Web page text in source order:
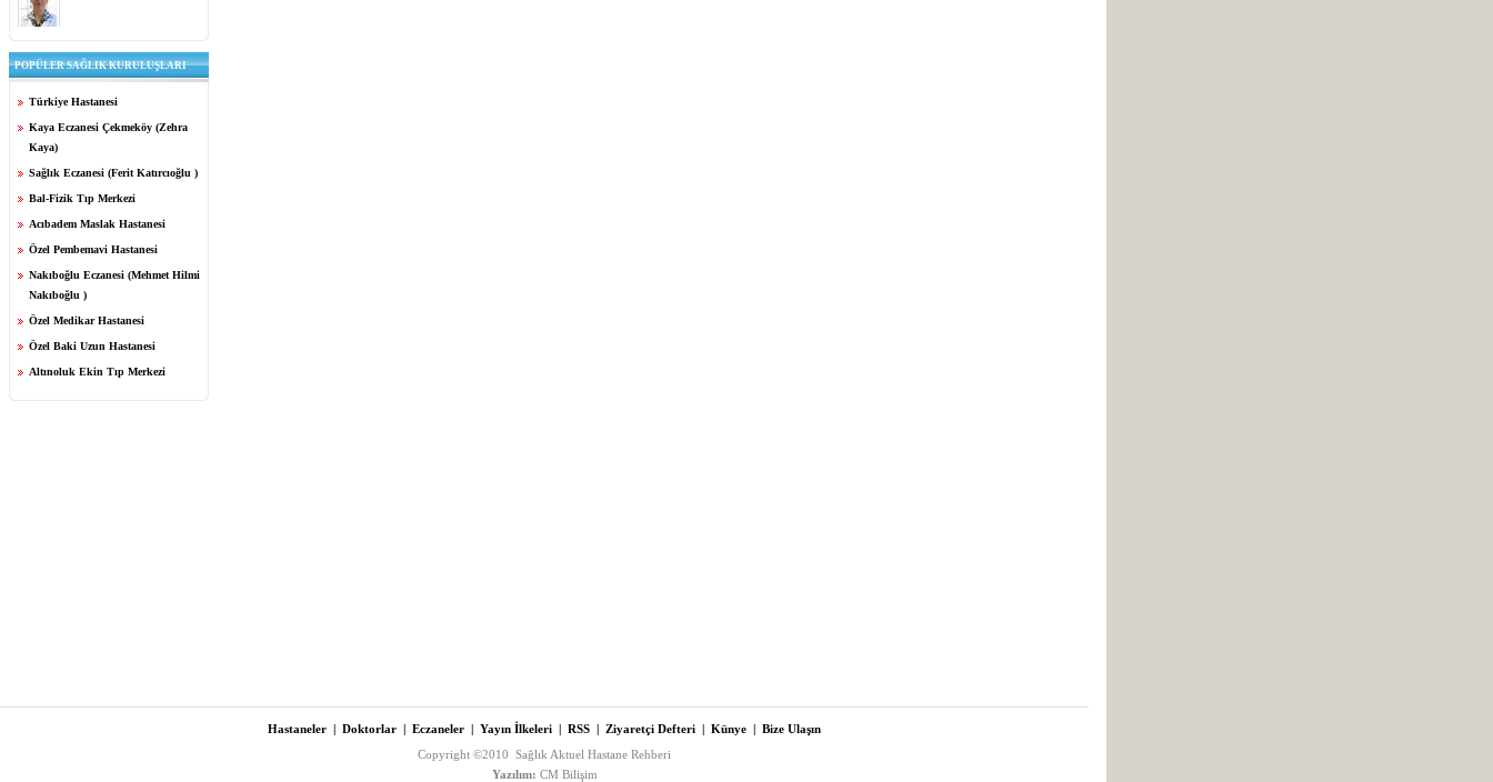
POPÜLER SAĞLIK KURULUŞLARI
Türkiye Hastanesi
Kaya Eczanesi Çekmeköy (Zehra
Kaya)
Sağlık Eczanesi (Ferit Katırcıoğlu )
Bal-Fizik Tıp Merkezi
Acıbadem Maslak Hastanesi
Özel Pembemavi Hastanesi
Nakıboğlu Eczanesi (Mehmet Hilmi
Nakıboğlu )
Özel Medikar Hastanesi
Özel Baki Uzun Hastanesi
Altınoluk Ekin Tıp Merkezi
Hastaneler | Doktorlar | Eczaneler | Yayın İlkeleri | RSS | Ziyaretçi Defteri | Künye | Bize Ulaşın
Copyright ©2010 Sağlık Aktuel Hastane Rehberi
Yazılım: CM Bilişim